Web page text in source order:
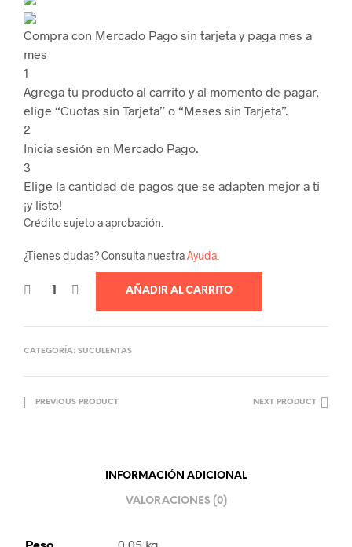
Compra con Mercado Pago sin tarjeta y paga mes a
mes
1
Agrega tu producto al carrito y al momento de pagar,
elige “Cuotas sin Tarjeta” o “Meses sin Tarjeta”.
2
Inicia sesión en Mercado Pago.
3
Elige la cantidad de pagos que se adapten mejor a ti
¡y listo!
Crédito sujeto a aprobación.
¿Tienes dudas? Consulta nuestraAyuda
AÑADIR AL CARRITO
CATEGORÍA: SUCULENTAS
PREVIOUS PRODUCT NEXT PRODUCT
INFORMACIÓN ADICIONAL
VALORACIONES (0)